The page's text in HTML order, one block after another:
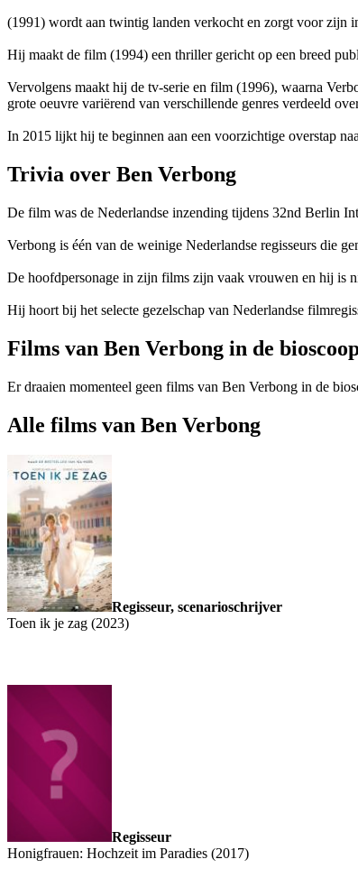
(1991) wordt aan twintig landen verkocht en zorgt voor zijn
Hij maakt de film (1994) een thriller gericht op een breed
Vervolgens maakt hij de tv-serie en film (1996), waarna
grote oeuvre variërend van verschillende genres verdeeld
In 2015 lijkt hij te beginnen aan een voorzichtige overstap
Trivia over Ben Verbong
De film was de Nederlandse inzending tijdens 32nd Berlin
Verbong is één van de weinige Nederlandse regisseurs die
De hoofdpersonage in zijn films zijn vaak vrouwen en hij is
Hij hoort bij het selecte gezelschap van Nederlandse
Films van Ben Verbong in de
Er draaien momenteel geen films van Ben Verbong in de
Alle films van Ben Verbong
Regisseur, scenarioschrijver
Toen ik je zag (2023)
Regisseur
Honigfrauen: Hochzeit im Paradies (2017)